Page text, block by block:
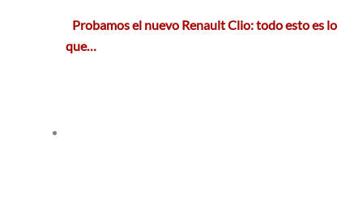
Probamos el nuevo Renault Clio: todo esto es lo
que…